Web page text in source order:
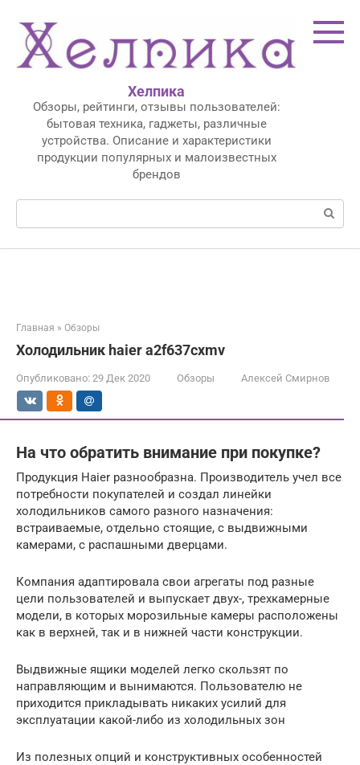
контенту
Хелпика
Обзоры, рейтинги, отзывы пользователей:
бытовая техника, гаджеты, различные
устройства. Описание и характеристики
продукции популярных и малоизвестных
брендов
Поиск:
Главная » Обзоры
Холодильник haier a2f637cxmv
Опубликовано: 29 Дек 2020 Обзоры Алексей Смирнов
На что обратить внимание при покупке?
Продукция Haier разнообразна. Производитель учел все
потребности покупателей и создал линейки
холодильников самого разного назначения:
встраиваемые, отдельно стоящие, с выдвижными
камерами, с распашными дверцами.
Компания адаптировала свои агрегаты под разные
цели пользователей и выпускает двух-, трехкамерные
модели, в которых морозильные камеры расположены
как в верхней, так и в нижней части конструкции.
Выдвижные ящики моделей легко скользят по
направляющим и вынимаются. Пользователю не
приходится прикладывать никаких усилий для
эксплуатации какой-либо из холодильных зон
Из полезных опций и конструктивных особенностей